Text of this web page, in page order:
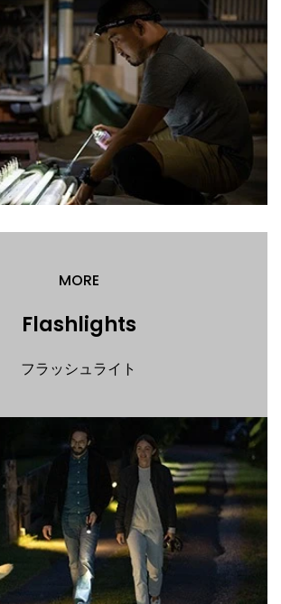
MORE
Flashlights
フラッシュライト